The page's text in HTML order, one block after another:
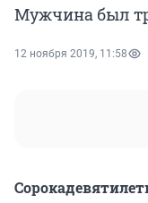
Мужчина был
12 ноября 2019, 11:58